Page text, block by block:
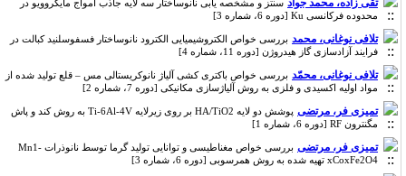
تقی زاده، محمد جواد سنتز و مشخصه یابی نانوساختار سه لایه جاذب امواج مایکروویو در
محدوده فرکانسی Ku [دوره 6، شماره 3]
تلافی نوغانی، محمد بررسی خواص الکتروشیمیایی الکترود نانوساختار فسفوسلنید کبالت در
فرایند آزادسازی گاز هیدروژن [دوره 11، شماره 4]
تلافی نوغانی، محمّد بررسی خواص باکتری کشی آلیاژ نانوکریستالی مس – قلع تولید شده از
مواد اولیه اکسیدی و فلزی به روش آلیاژسازی مکانیکی [دوره 7، شماره 2]
تمیزی فر، مرتضی
پوشش دو لایه HA/TiO2 بر روی زیرلایه Ti-6Al-4V به روش کند و پاش
مگنترون RF [دوره 6، شماره 1]
تمیزی فر، مرتضی
بررسی خواص مغناطیسی و توانایی تولید گرما توسط نانوذرات Mn1-
xCoxFe2O4 تهیه شده به روش همرسوبی [دوره 6، شماره 3]